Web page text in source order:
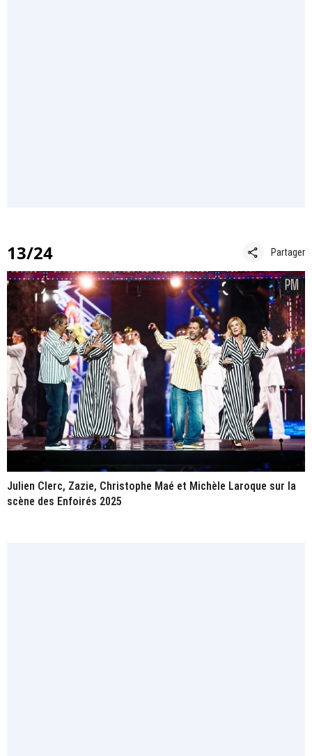
13/24 share Partager
Julien Clerc, Zazie, Christophe Maé et Michèle Laroque sur la
scène des Enfoirés 2025